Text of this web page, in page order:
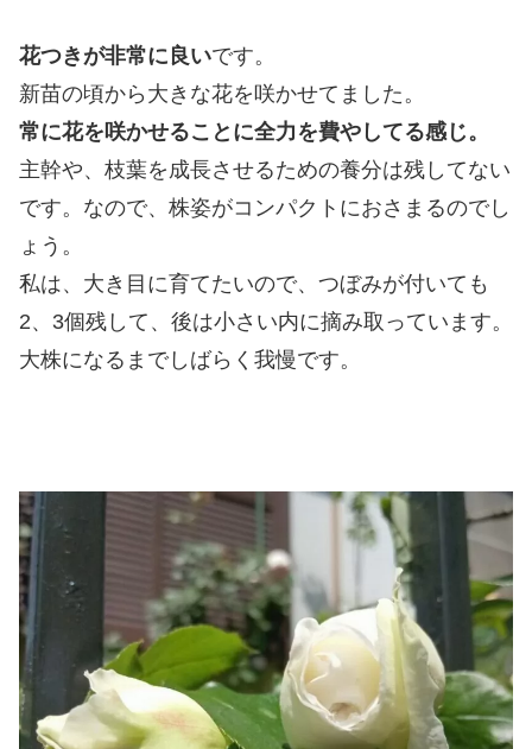
花つきが非常に良いです。
新苗の頃から大きな花を咲かせてました。
常に花を咲かせることに全力を費やしてる感じ。
主幹や、枝葉を成長させるための養分は残してない
です。なので、株姿がコンパクトにおさまるのでし
ょう。
私は、大き目に育てたいので、つぼみが付いても
2、3個残して、後は小さい内に摘み取っています。
大株になるまでしばらく我慢です。